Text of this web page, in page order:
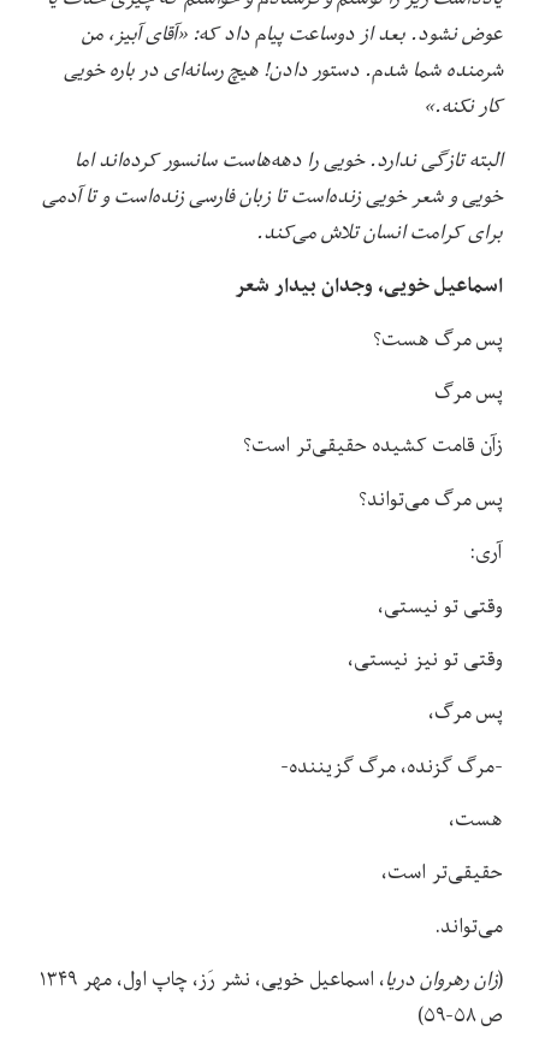
عوض نشود. بعد از دوساعت پیام داد که: «آقای آبیز، من
شرمنده شما شدم. دستور دادن! هیچ رسانه‌ای در باره خویی
کار نکنه.»
البته تازگی ندارد. خویی را دهه‌هاست سانسور کرده‌اند اما
خویی و شعر خویی زنده‌است تا زبان فارسی زنده‌است و تا آدمی
برای کرامت انسان تلاش می‌کند.
اسماعیل خویی، وجدان بیدار شعر
پس مرگ هست؟
پس مرگ
زآن قامت کشیده حقیقی‌تر است؟
پس مرگ می‌تواند؟
آری:
وقتی تو نیستی،
وقتی تو نیز نیستی،
پس مرگ،
-مرگ گزنده، مرگ گزیننده-
هست،
حقیقی‌تر است،
می‌تواند.
(زان رهروان دریا
، اسماعیل خویی، نشر رَز، چاپ اول، مهر ۱۳۴۹
ص ۵۸-۵۹)